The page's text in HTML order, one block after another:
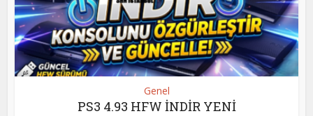
Genel
PS3 4.93 HFW İNDİR YENİ